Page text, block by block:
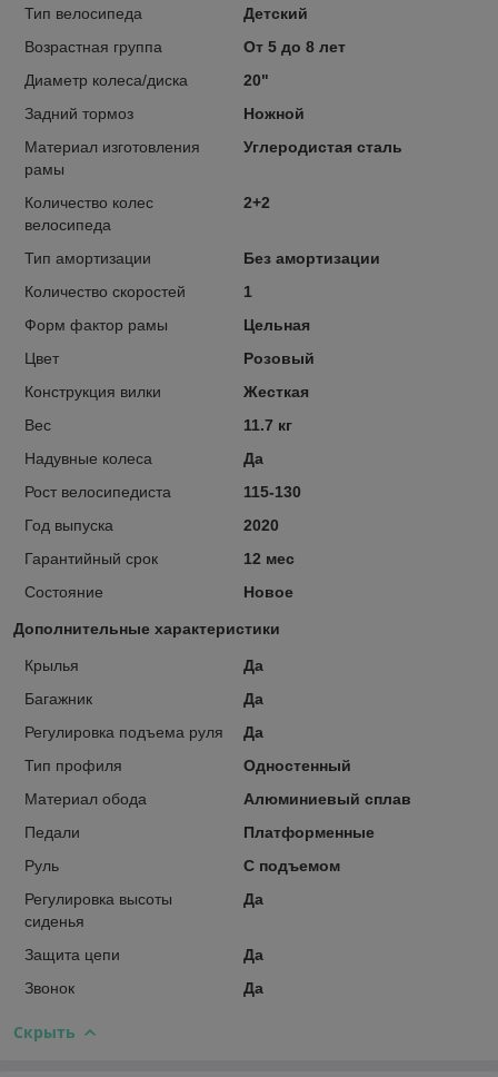
Тип велосипеда
Детский
Возрастная группа
От 5 до 8 лет
Диаметр колеса/диска
20"
Задний тормоз
Ножной
Материал изготовления
рамы
Углеродистая сталь
Количество колес
велосипеда
2+2
Тип амортизации
Без амортизации
Количество скоростей
1
Форм фактор рамы
Цельная
Цвет
Розовый
Конструкция вилки
Жесткая
Вес
11.7 кг
Надувные колеса
Да
Рост велосипедиста
115-130
Год выпуска
2020
Гарантийный срок
12 мес
Состояние
Новое
Дополнительные характеристики
Крылья
Да
Багажник
Да
Регулировка подъема руля
Да
Тип профиля
Одностенный
Материал обода
Алюминиевый сплав
Педали
Платформенные
Руль
С подъемом
Регулировка высоты
сиденья
Да
Защита цепи
Да
Звонок
Да
Скрыть